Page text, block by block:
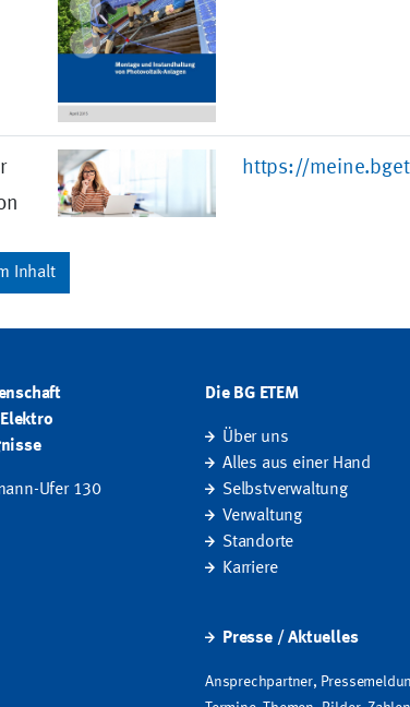
https://
Inhalt
Ufer 130
Die BG ETEM
Über uns
Alles aus einer Hand
Selbstverwaltung
Verwaltung
Standorte
Karriere
Presse / Aktuelles
Ansprechpartner,